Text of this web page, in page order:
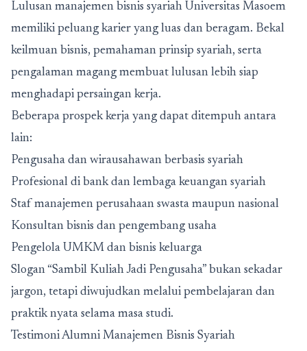
Lulusan manajemen bisnis syariah Universitas Masoem
memiliki peluang karier yang luas dan beragam. Bekal
keilmuan bisnis, pemahaman prinsip syariah, serta
pengalaman magang membuat lulusan lebih siap
menghadapi persaingan kerja.
Beberapa prospek kerja yang dapat ditempuh antara
lain:
Pengusaha dan wirausahawan berbasis syariah
Profesional di bank dan lembaga keuangan syariah
Staf manajemen perusahaan swasta maupun nasional
Konsultan bisnis dan pengembang usaha
Pengelola UMKM dan bisnis keluarga
Slogan “Sambil Kuliah Jadi Pengusaha” bukan sekadar
jargon, tetapi diwujudkan melalui pembelajaran dan
praktik nyata selama masa studi.
Testimoni Alumni Manajemen Bisnis Syariah